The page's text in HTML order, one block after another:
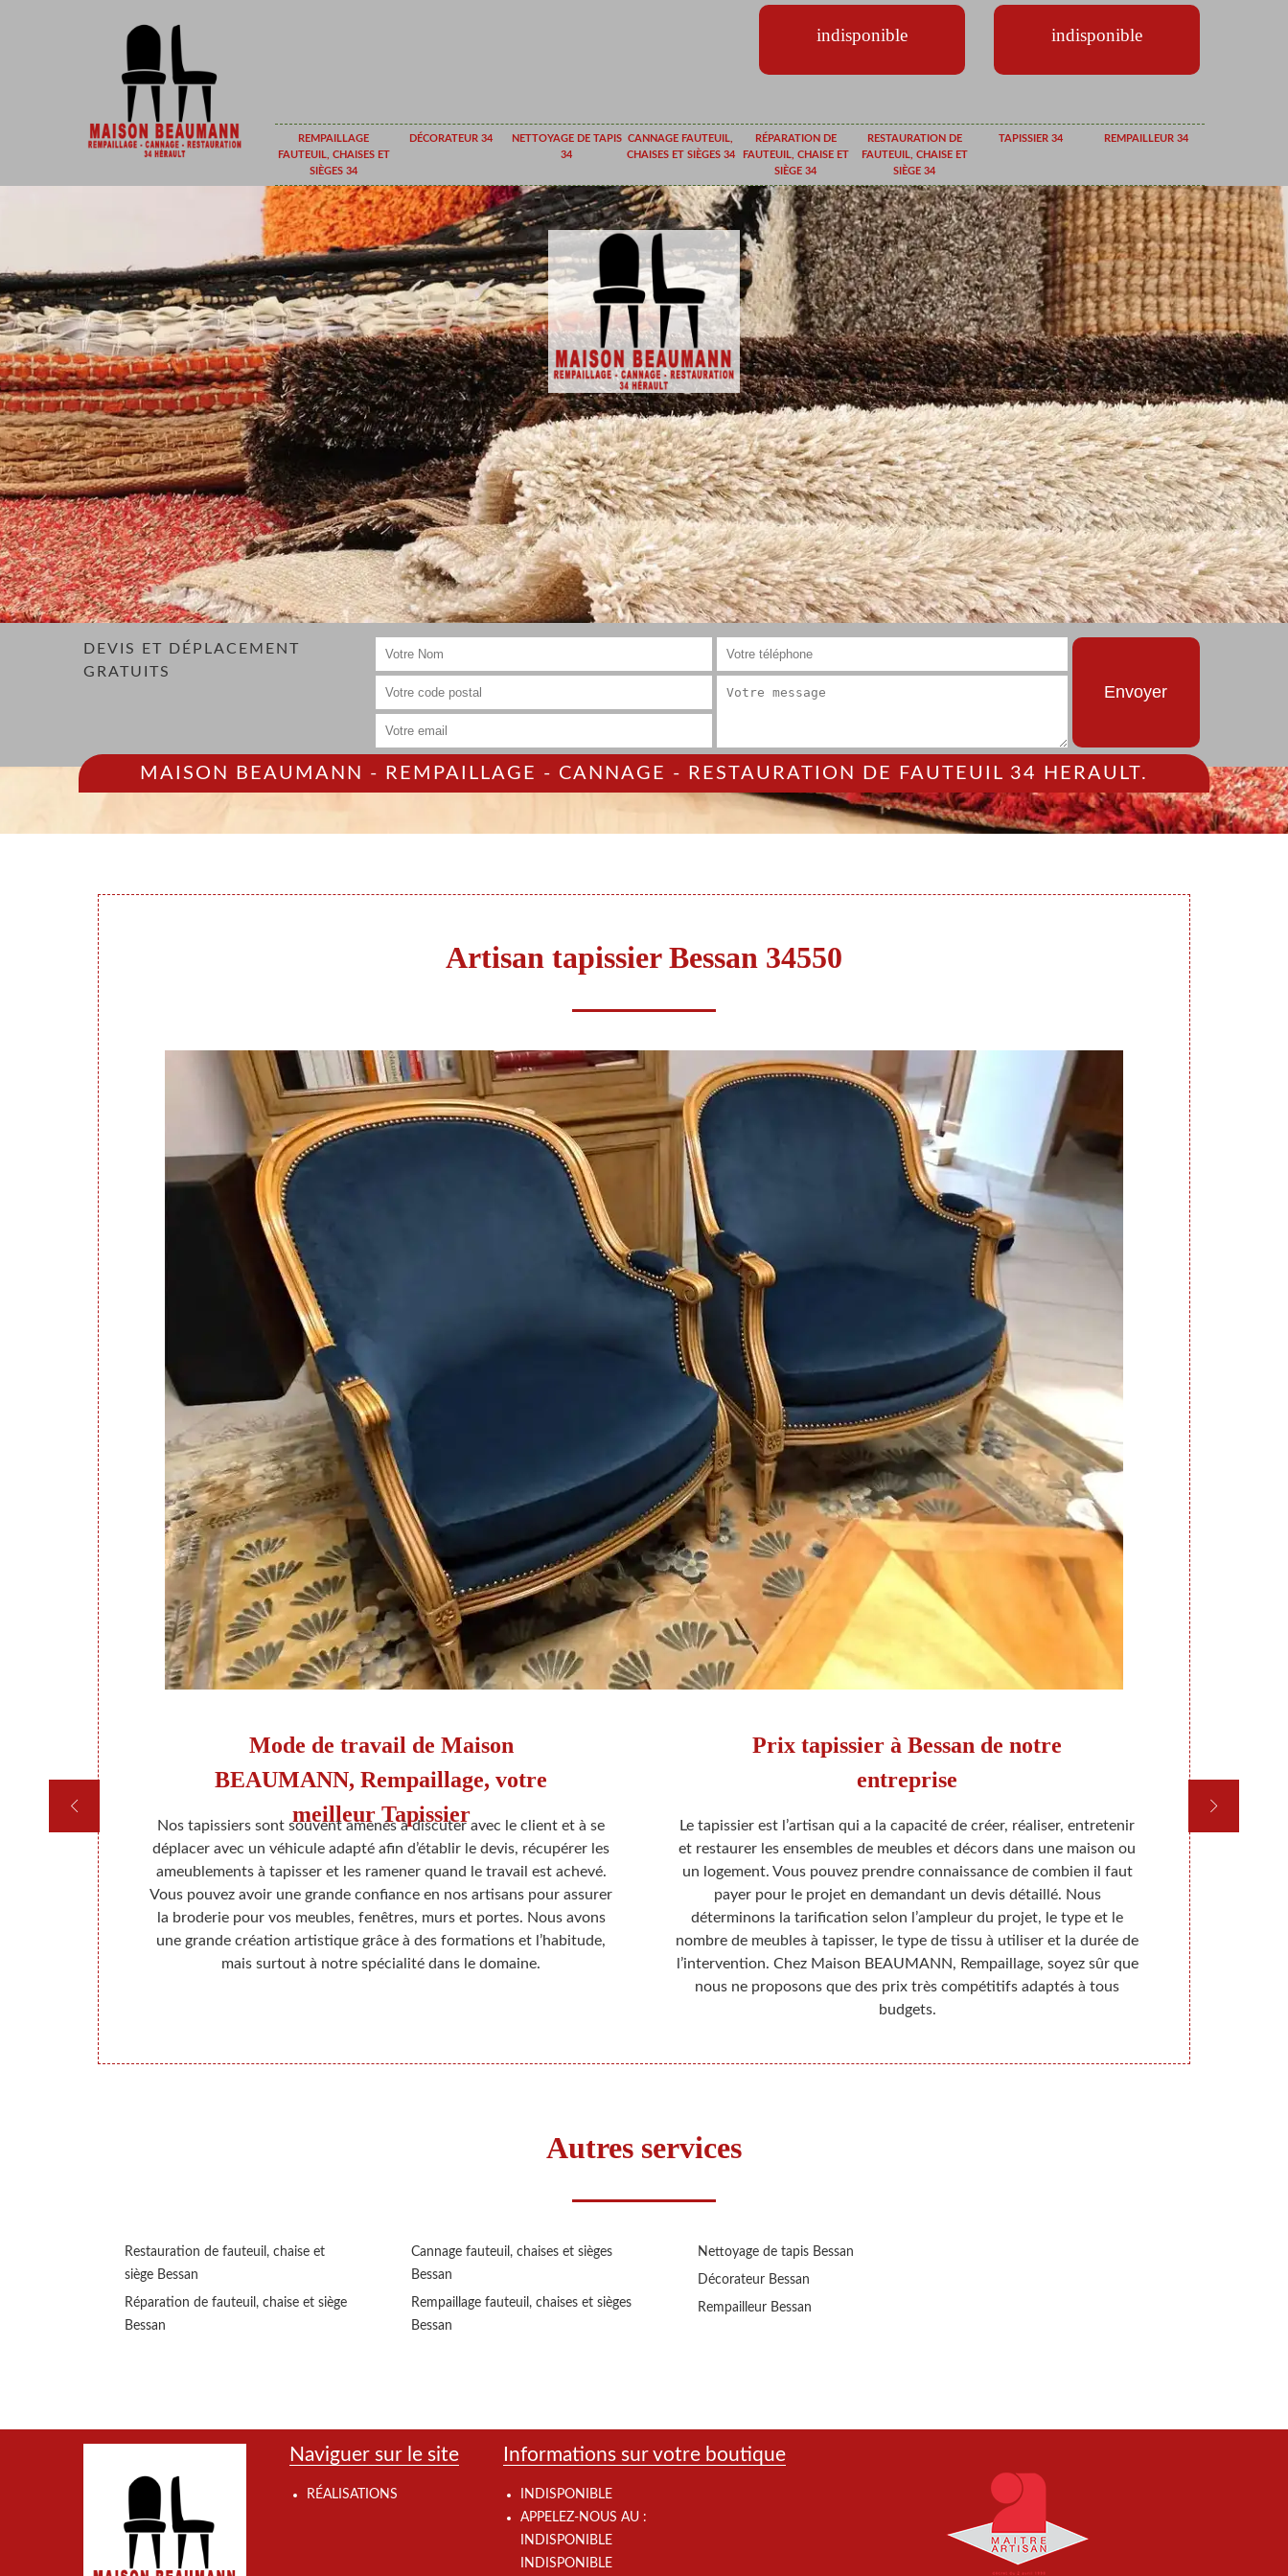
indisponible indisponible
REMPAILLAGE
FAUTEUIL, CHAISES ET
SIÈGES 34
DÉCORATEUR 34
NETTOYAGE DE TAPIS
34
CANNAGE FAUTEUIL,
CHAISES ET SIÈGES 34
RÉPARATION DE
FAUTEUIL, CHAISE ET
SIÈGE 34
RESTAURATION DE
FAUTEUIL, CHAISE ET
SIÈGE 34
TAPISSIER 34 REMPAILLEUR 34
MAISON BEAUMANN - REMPAILLAGE - CANNAGE - RESTAURATION DE FAUTEUIL 34 HERAULT.
DEVIS ET DÉPLACEMENT
GRATUITS
Artisan tapissier Bessan 34550
Mode de travail de Maison
BEAUMANN, Rempaillage, votre
meilleur Tapissier
Nos tapissiers sont souvent amenés à discuter avec le client et à se
déplacer avec un véhicule adapté afin d’établir le devis, récupérer les
ameublements à tapisser et les ramener quand le travail est achevé.
Vous pouvez avoir une grande confiance en nos artisans pour assurer
la broderie pour vos meubles, fenêtres, murs et portes. Nous avons
une grande création artistique grâce à des formations et l’habitude,
mais surtout à notre spécialité dans le domaine.
Prix tapissier à Bessan de notre
entreprise
Le tapissier est l’artisan qui a la capacité de créer, réaliser, entretenir
et restaurer les ensembles de meubles et décors dans une maison ou
un logement. Vous pouvez prendre connaissance de combien il faut
payer pour le projet en demandant un devis détaillé. Nous
déterminons la tarification selon l’ampleur du projet, le type et le
nombre de meubles à tapisser, le type de tissu à utiliser et la durée de
l’intervention. Chez Maison BEAUMANN, Rempaillage, soyez sûr que
nous ne proposons que des prix très compétitifs adaptés à tous
budgets.
Autres services
Restauration de fauteuil, chaise et
siège Bessan
Réparation de fauteuil, chaise et siège
Bessan
Cannage fauteuil, chaises et sièges
Bessan
Rempaillage fauteuil, chaises et sièges
Bessan
Nettoyage de tapis Bessan
Décorateur Bessan
Rempailleur Bessan
Naviguer sur le site
RÉALISATIONS
Informations sur votre boutique
INDISPONIBLE
APPELEZ-NOUS AU :
INDISPONIBLE
INDISPONIBLE